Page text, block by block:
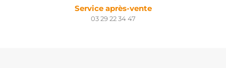
Service après-vente
03 29 22 34 47